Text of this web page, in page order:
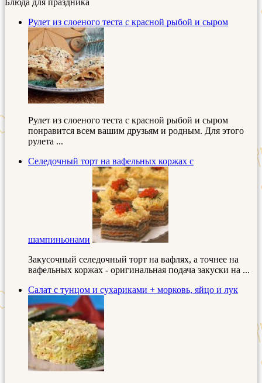
Блюда для праздника
Рулет из слоеного теста с красной рыбой и сыром
Рулет из слоеного теста с красной рыбой и сыром
понравится всем вашим друзьям и родным. Для этого
рулета ...
Селедочный торт на вафельных коржах с
шампиньонами
Закусочный селедочный торт на вафлях, а точнее на
вафельных коржах - оригинальная подача закуски на ...
Салат с тунцом и сухариками + морковь, яйцо и лук